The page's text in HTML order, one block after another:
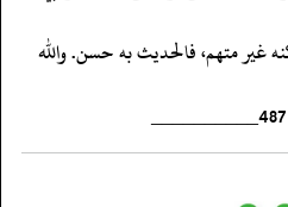
غير متهم، فالحديث به حسن. والله